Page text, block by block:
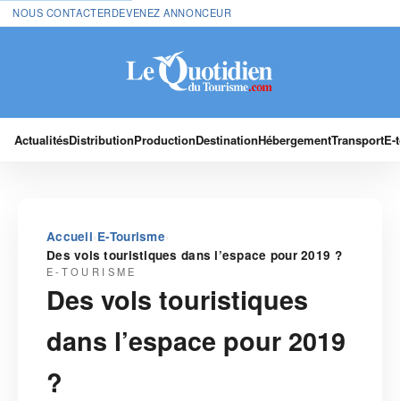
NOUS CONTACTERDEVENEZ ANNONCEUR
ActualitésDistributionProductionDestinationHébergementTransport
Accueil›E-Tourisme›
Des vols touristiques dans l’espace pour 2019 ?
E-TOURISME
Des vols touristiques
dans l’espace pour 2019
?